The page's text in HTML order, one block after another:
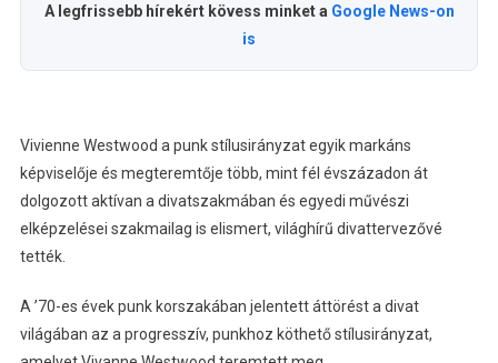
A legfrissebb hírekért kövess minket a Google News-on
is
Vivienne Westwood a punk stílusirányzat egyik markáns
képviselője és megteremtője több, mint fél évszázadon át
dolgozott aktívan a divatszakmában és egyedi művészi
elképzelései szakmailag is elismert, világhírű divattervezővé
tették.
A ’70-es évek punk korszakában jelentett áttörést a divat
világában az a progresszív, punkhoz köthető stílusirányzat,